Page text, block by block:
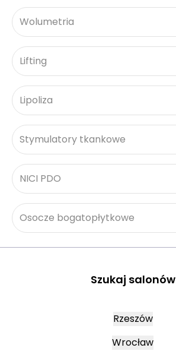
Wolumetria
Lifting
Lipoliza
Stymulatory tkankowe
NICI PDO
Osocze bogatopłytkowe
Szukaj salonów
Rzeszów
Wrocław